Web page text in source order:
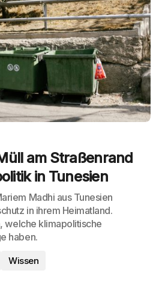
am Straßenrand
in Tunesien
Madhi aus Tunesien
in ihrem Heimatland.
welche klimapolitische
haben.
Wissen